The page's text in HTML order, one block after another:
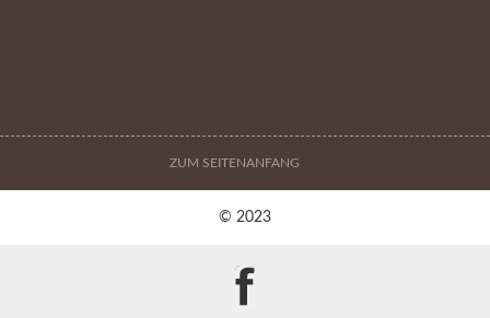
ZUM SEITENANFANG
© 2023